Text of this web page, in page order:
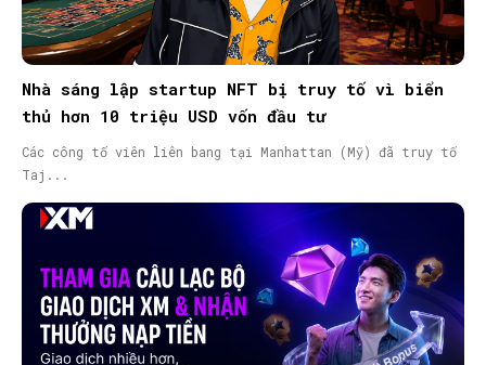
Nhà sáng lập startup NFT bị truy tố vì biển
thủ hơn 10 triệu USD vốn đầu tư
Các công tố viên liên bang tại Manhattan (Mỹ) đã truy tố
Taj...